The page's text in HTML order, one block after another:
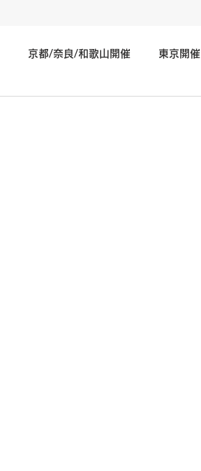
京都/奈良/和歌山開催 東京開催